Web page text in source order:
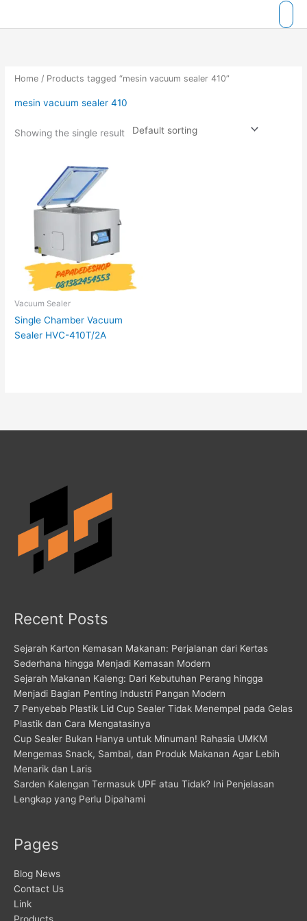
Home / Products tagged “mesin vacuum sealer 410”
mesin vacuum sealer 410
Showing the single result
Vacuum Sealer
Single Chamber Vacuum
Sealer HVC-410T/2A
Recent Posts
Sejarah Karton Kemasan Makanan: Perjalanan dari Kertas
Sederhana hingga Menjadi Kemasan Modern
Sejarah Makanan Kaleng: Dari Kebutuhan Perang hingga
Menjadi Bagian Penting Industri Pangan Modern
7 Penyebab Plastik Lid Cup Sealer Tidak Menempel pada Gelas
Plastik dan Cara Mengatasinya
Cup Sealer Bukan Hanya untuk Minuman! Rahasia UMKM
Mengemas Snack, Sambal, dan Produk Makanan Agar Lebih
Menarik dan Laris
Sarden Kalengan Termasuk UPF atau Tidak? Ini Penjelasan
Lengkap yang Perlu Dipahami
Pages
Blog News
Contact Us
Link
Products